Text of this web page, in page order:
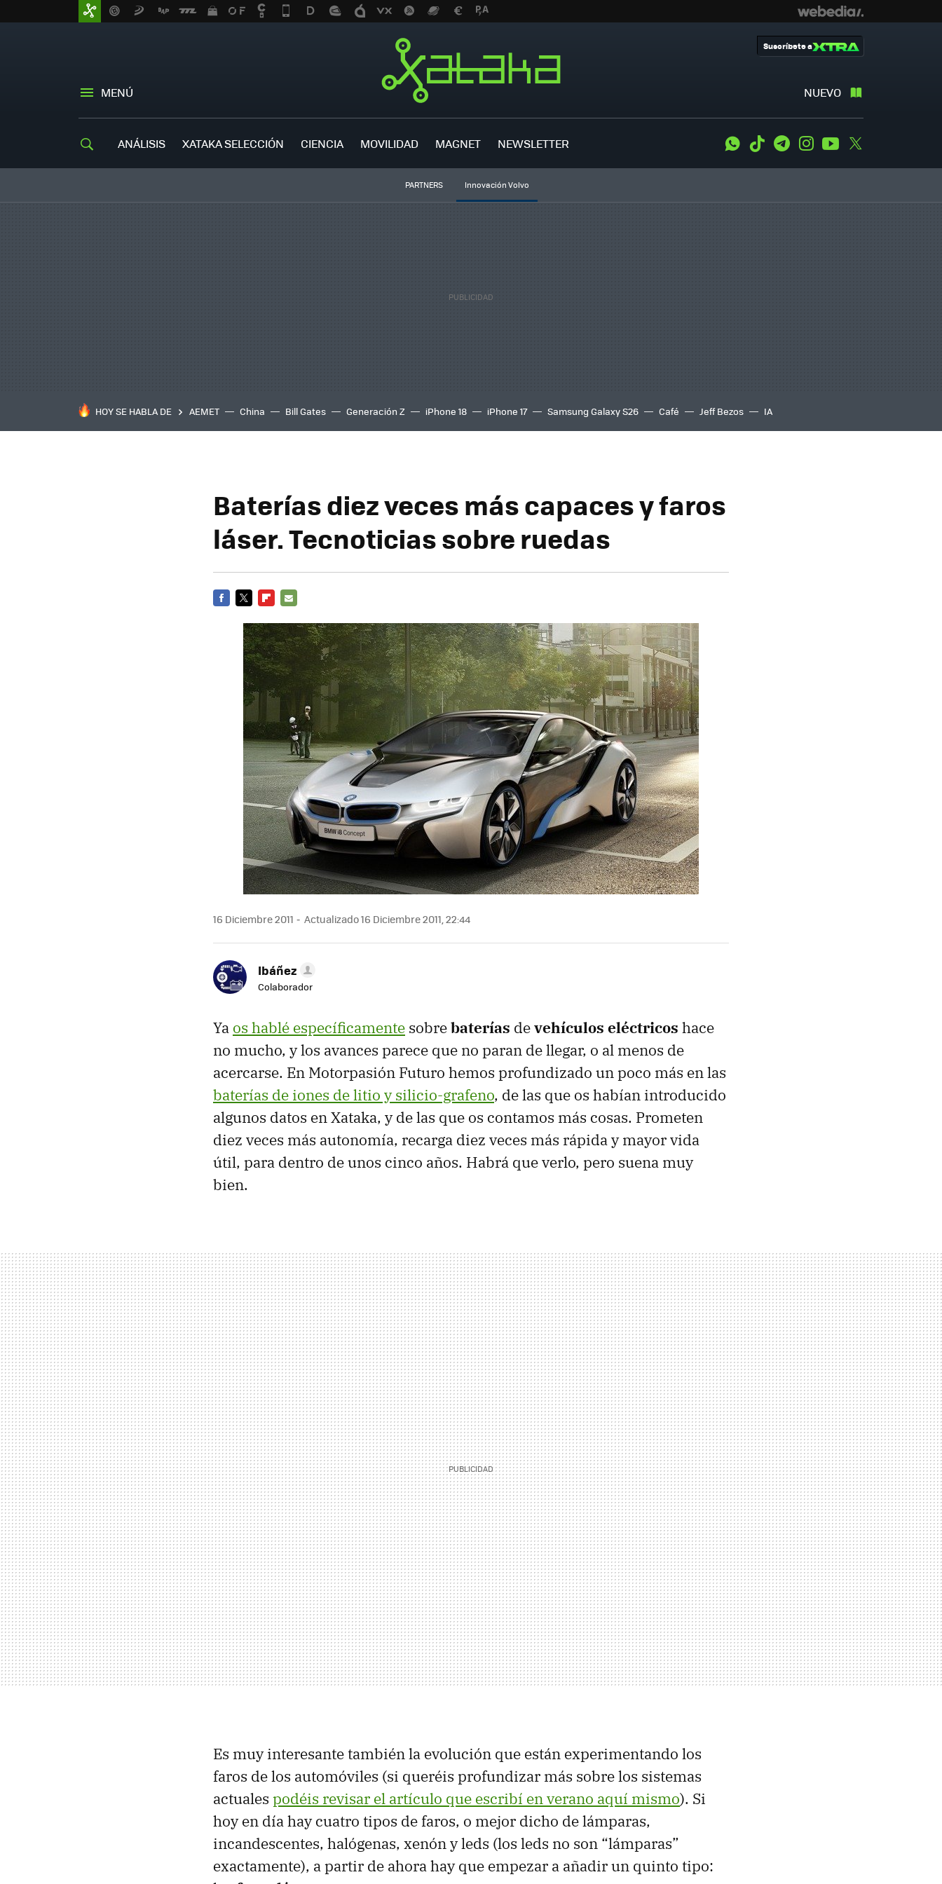
MENÚ NUEVO
Suscríbete a
ANÁLISIS XATAKA SELECCIÓN CIENCIA MOVILIDAD MAGNET NEWSLETTER WhatsApp
Tiktok TelegramInstagramYoutube
PARTNERS Innovación Volvo
HOY SE HABLA DE AEMET China Bill Gates Generación Z iPhone 18 iPhone 17 Samsung Galaxy S26 Café Jeff Bezos IA
Baterías diez veces más capaces y faros
láser. Tecnoticias sobre ruedas
MAIL
16 Diciembre 2011 Actualizado 16 Diciembre 2011, 22:44
Ibáñez
Colaborador
Ya os hablé específicamente sobrebaterías devehículos eléctricos hace
no mucho, y los avances parece que no paran de llegar, o al menos de
acercarse. En Motorpasión Futuro hemos profundizado un poco más en las
baterías de iones de litio y silicio-grafeno, de las que os habían introducido
algunos datos en Xataka, y de las que os contamos más cosas. Prometen
diez veces más autonomía, recarga diez veces más rápida y mayor vida
útil, para dentro de unos cinco años. Habrá que verlo, pero suena muy
bien.
Es muy interesante también la evolución que están experimentando los
faros de los automóviles (si queréis profundizar más sobre los sistemas
actuales podéis revisar el artículo que escribí en verano aquí mismo). Si
hoy en día hay cuatro tipos de faros, o mejor dicho de lámparas,
incandescentes, halógenas, xenón y leds (los leds no son “lámparas”
exactamente), a partir de ahora hay que empezar a añadir un quinto tipo: